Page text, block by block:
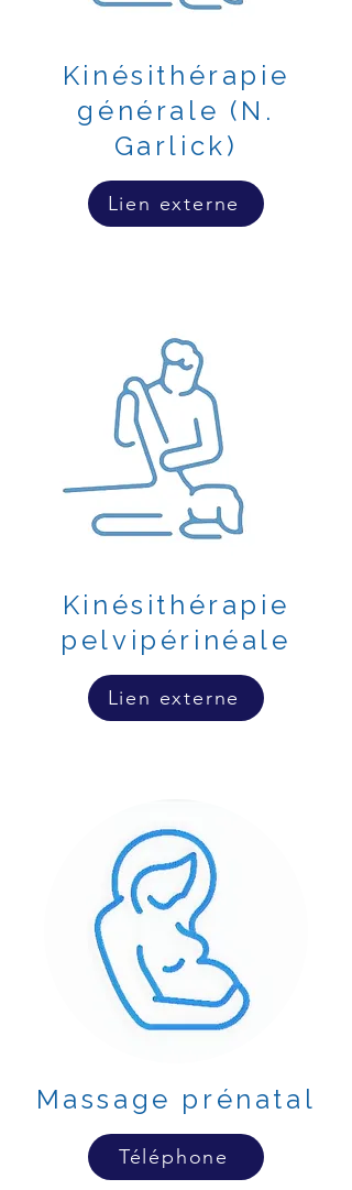
Kinésithérapie
générale (N.
Garlick)
Lien externe
Kinésithérapie
pelvipérinéale
Lien externe
Massage prénatal
Téléphone